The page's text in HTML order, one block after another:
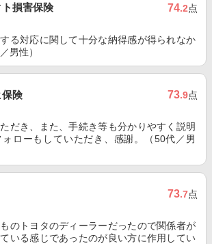
損害保険 74.2点
る対応に関して十分な納得感が得られなか
男性）
険 73.9点
だき、また、手続き等も分かりやすく説明
ォローもしていただき、感謝。（50代／男
73.7点
のトヨタのディーラーだったので関係者が
いる感じであったのが良い方に作用してい